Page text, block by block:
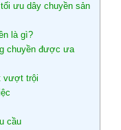
ưu dây chuyền sản
là gì?
chuyền được ưa
vượt trội
cầu